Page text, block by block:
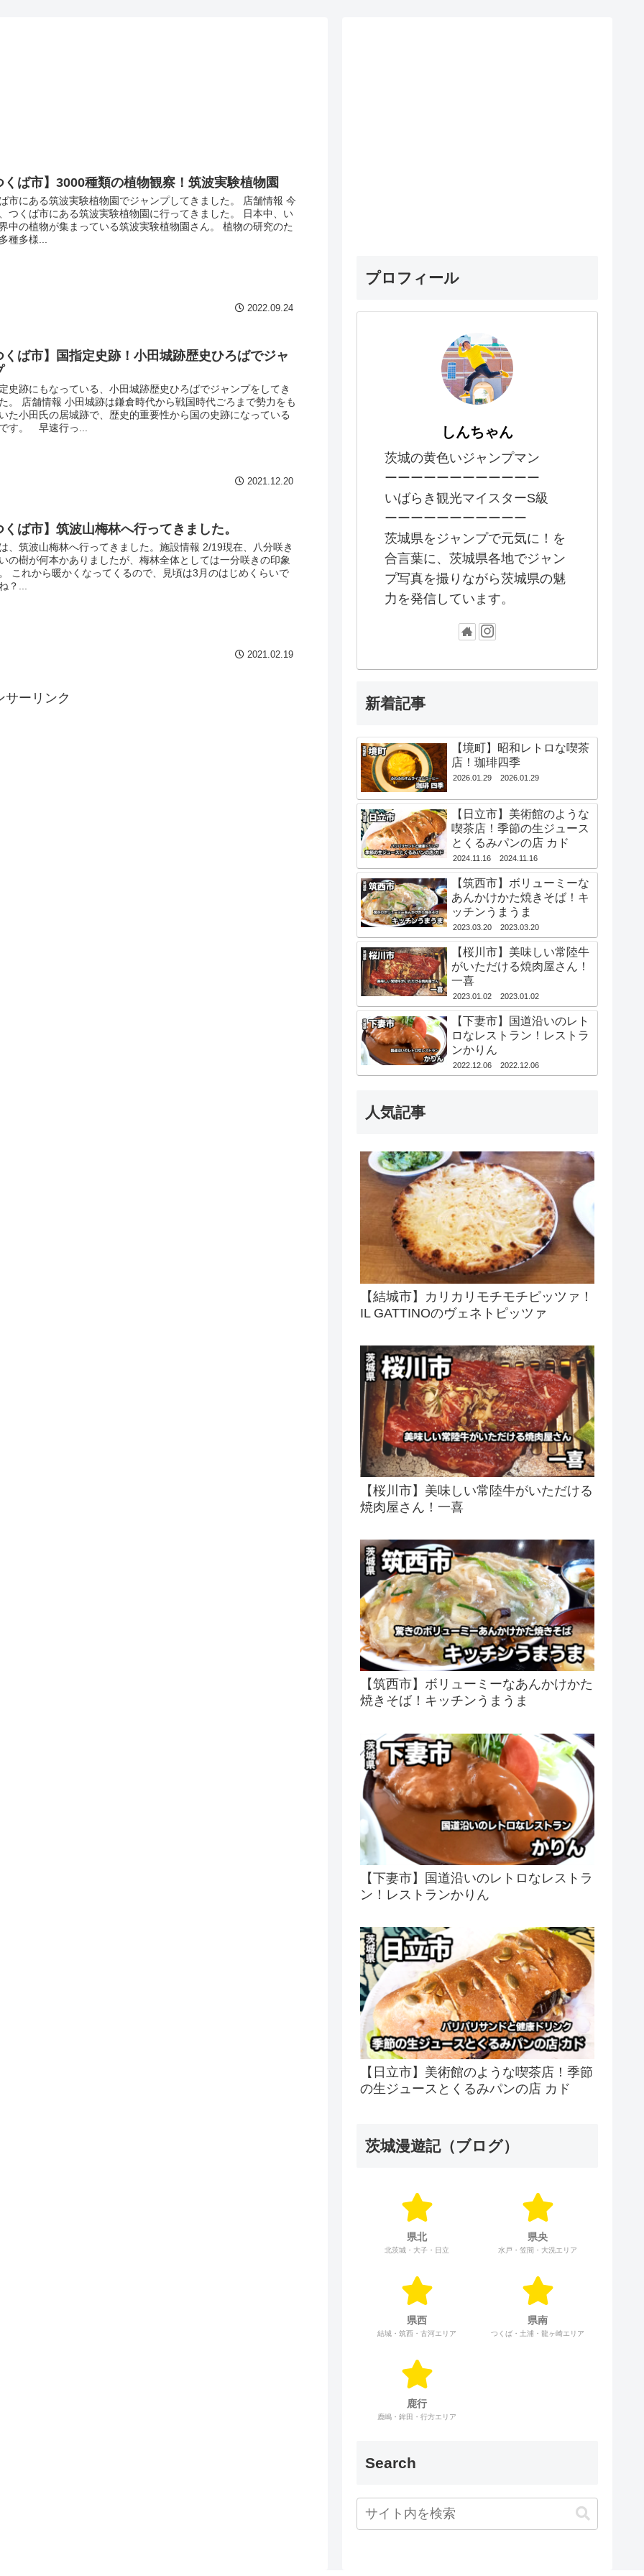
くば市】3000種類の植物観察！筑波実験植物園
市にある筑波実験植物園でジャンプしてきました。 店舗情報 今
つくば市にある筑波実験植物園に行ってきました。 日本中、い
中の植物が集まっている筑波実験植物園さん。 植物の研究のた
種多様...
2022.09.24
くば市】国指定史跡！小田城跡歴史ひろばでジャ
史跡にもなっている、小田城跡歴史ひろばでジャンプをしてき
。 店舗情報 小田城跡は鎌倉時代から戦国時代ごろまで勢力をも
た小田氏の居城跡で、歴史的重要性から国の史跡になっている
す。 早速行っ...
2021.12.20
くば市】筑波山梅林へ行ってきました。
、筑波山梅林へ行ってきました。施設情報 2/19現在、八分咲き
の樹が何本かありましたが、梅林全体としては一分咲きの印象
これから暖かくなってくるので、見頃は3月のはじめくらいで
？...
2021.02.19
サーリンク
プロフィール
しんちゃん
茨城の黄色いジャンプマン
ーーーーーーーーーーーー
いばらき観光マイスターS級
ーーーーーーーーーーー
茨城県をジャンプで元気に！を
合言葉に、茨城県各地でジャン
プ写真を撮りながら茨城県の魅
力を発信しています。
新着記事
【境町】昭和レトロな喫茶
店！珈琲四季
2026.01.29 2026.01.29
【日立市】美術館のような
喫茶店！季節の生ジュース
とくるみパンの店 カド
2024.11.16 2024.11.16
【筑西市】ボリューミーな
あんかけかた焼きそば！キ
ッチンうまうま
2023.03.20 2023.03.20
【桜川市】美味しい常陸牛
がいただける焼肉屋さん！
一喜
2023.01.02 2023.01.02
【下妻市】国道沿いのレト
ロなレストラン！レストラ
ンかりん
2022.12.06 2022.12.06
人気記事
【結城市】カリカリモチモチピッツァ！
IL GATTINOのヴェネトピッツァ
【桜川市】美味しい常陸牛がいただける
焼肉屋さん！一喜
【筑西市】ボリューミーなあんかけかた
焼きそば！キッチンうまうま
【下妻市】国道沿いのレトロなレストラ
ン！レストランかりん
【日立市】美術館のような喫茶店！季節
の生ジュースとくるみパンの店 カド
茨城漫遊記（ブログ）
県北
北茨城・大子・日立
県央
水戸・笠間・大洗エリア
県西
結城・筑西・古河エリア
県南
つくば・土浦・龍ヶ崎エリア
鹿行
鹿嶋・鉾田・行方エリア
Search